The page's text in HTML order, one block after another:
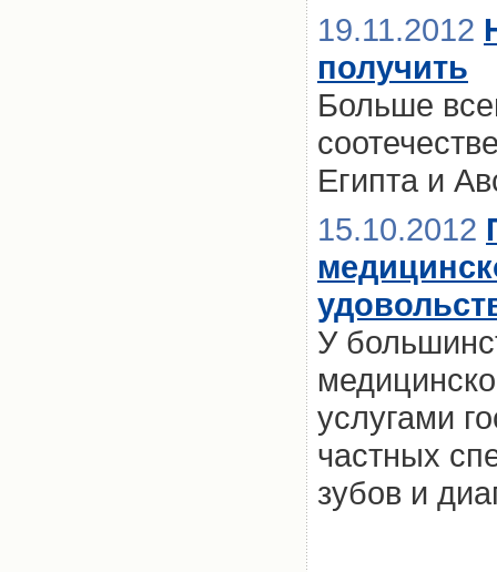
19.11.2012
получить
Больше
Египта и
15.10.2012
У
услугами
частных
зубов и